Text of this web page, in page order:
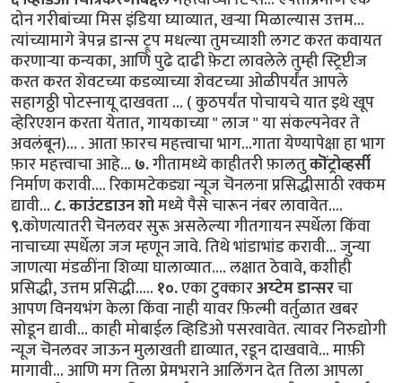
दोन गरीबांच्या मिस इंडिया घ्याव्यात, खर्‍या मिळाल्यास उत्तम...
त्यांच्यामागे त्रेपन्न डान्स ट्रूप मधल्या तुमच्याशी लगट करत कवायत
करणार्‍या कन्यका, आणि पुढे दाढी फ़ेटा लावलेले तुम्ही स्ट्रिप्टीज
करत करत शेवटच्या कडव्याच्या शेवटच्या ओळीपर्यंत आपले
सहागठ्ठी पोटस्नायू दाखवता ... ( कुठपर्यंत पोचायचे यात इथे खूप
व्हेरिएशन करता येतात, गायकाच्या " लाज " या संकल्पनेवर ते
अवलंबून)... . आता फ़ारच महत्त्वाचा भाग...गाता येण्यापेक्षा हा भाग
फ़ार महत्त्वाचा आहे...७.गीतामध्ये काहीतरी फ़ालतुकॊंट्रोव्हर्सी
निर्माण करावी.... रिकामटेकड्या न्यूज चॆनलना प्रसिद्धीसाठी रक्कम
द्यावी...८.काउंटडाउन शोमध्ये पैसे चारून नंबर लावावेत....
९.कोणत्यातरी चॆनलवर सुरू असलेल्या गीतगायन स्पर्धेला किंवा
नाचाच्या स्पर्धेला जज म्हणून जावे. तिथे भांडाभांड करावी... जुन्या
जाणत्या मंडळींना शिव्या घालाव्यात.... लक्षात ठेवावे, कशीही
प्रसिद्धी, उत्तम प्रसिद्धी.....१०.एका टुक्कारअय्टेम डान्सरचा
आपण विनयभंग केला किंवा नाही यावर फ़िल्मी वर्तुळात खबर
सोडून द्यावी... काही मोबाईल व्हिडिओ पसरवावेत. त्यावर निरुद्योगी
न्यूज चॆनलवर जाऊन मुलाखती द्याव्यात, रडून दाखवावे... माफ़ी
मागावी... आणि मग तिला प्रेमभराने आलिंगन देत तिला आपला